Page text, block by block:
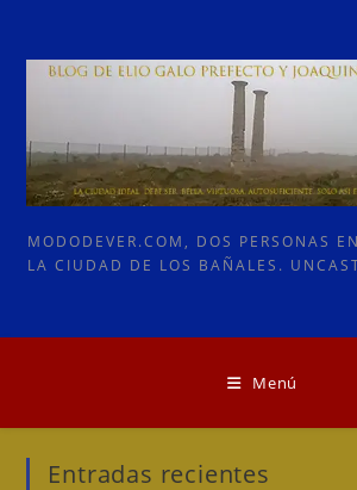
contenido
MODODEVER.COM, DOS PERSONAS
LA CIUDAD DE LOS BAÑALES.
Menú
Entradas recientes